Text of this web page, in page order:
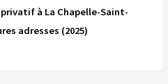
à La Chapelle-Saint-
adresses (2025)